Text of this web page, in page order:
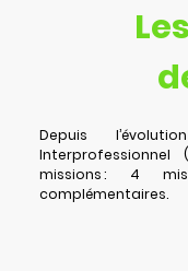
Depuis
missions : 4
complémentaires.